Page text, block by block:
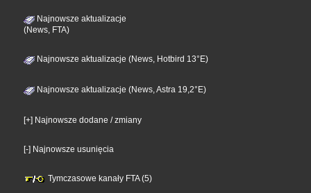
Najnowsze aktualizacje
(News, FTA)
Najnowsze aktualizacje (News, Hotbird 13°E)
Najnowsze aktualizacje (News, Astra 19,2°E)
[+] Najnowsze dodane / zmiany
[-] Najnowsze usunięcia
Tymczasowe kanały FTA (5)